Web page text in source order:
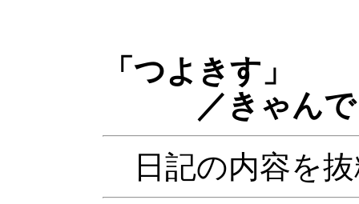
「つよきす」
／きゃんで
日記の内容を抜